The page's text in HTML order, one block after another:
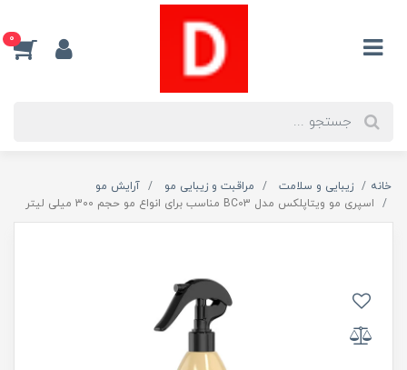
0
خانه زیبایی و سلامت مراقبت و زیبایی مو
آرایش مو
اسپری مو ویتاپلکس مدل BC03 مناسب برای انواع مو حجم 300 میلی لیتر